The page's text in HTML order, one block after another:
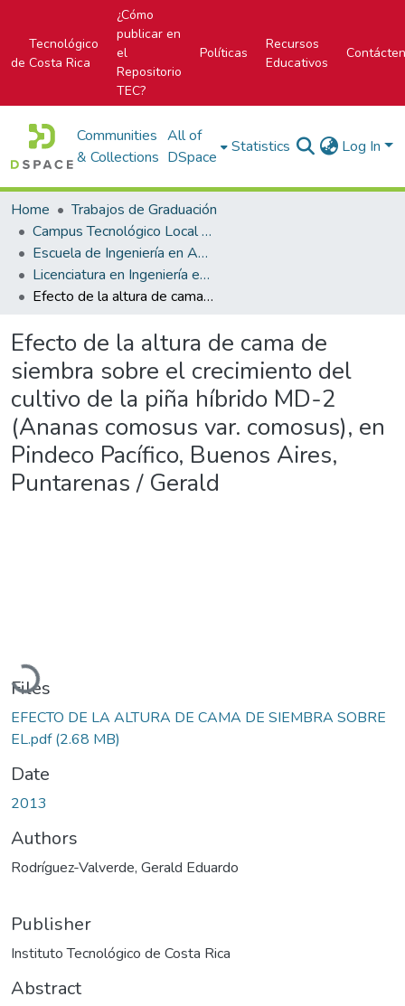
Tecnológico
de Costa Rica
¿Cómo
publicar en
el
Repositorio
TEC?
Políticas
Recursos
Educativos
Communities
& Collections
All of
DSpace
Statistics Log In
Home
Trabajos de Graduación
Campus Tecnológico Local San Carlos
Escuela de Ingeniería en Agronomía
Licenciatura en Ingeniería en Agronomía
Efecto de la altura de cama de siembra sobre el crecimiento del cultivo de la piña híbrido MD-2 (Ananas comosus var. comosus), en Pindeco Pacífico, Buenos Aires, Puntarenas / Gerald
Efecto de la altura de cama de
siembra sobre el crecimiento del
cultivo de la piña híbrido MD-2
(Ananas comosus var. comosus), en
Pindeco Pacífico, Buenos Aires,
Puntarenas / Gerald
Loading...
Files
EFECTO DE LA ALTURA DE CAMA DE SIEMBRA SOBRE
EL.pdf(2.68 MB)
Date
2013
Authors
Rodríguez-Valverde, Gerald Eduardo
Publisher
Instituto Tecnológico de Costa Rica
Abstract